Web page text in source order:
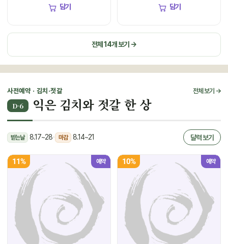
담기 담기
전체 14개 보기 →
사전예약 · 김치·젓갈 전체 보기 →
D-6 익은 김치와 젓갈 한 상
받는날 8.17~28· 마감 8.14~21 달력 보기
11% 예약 10% 예약